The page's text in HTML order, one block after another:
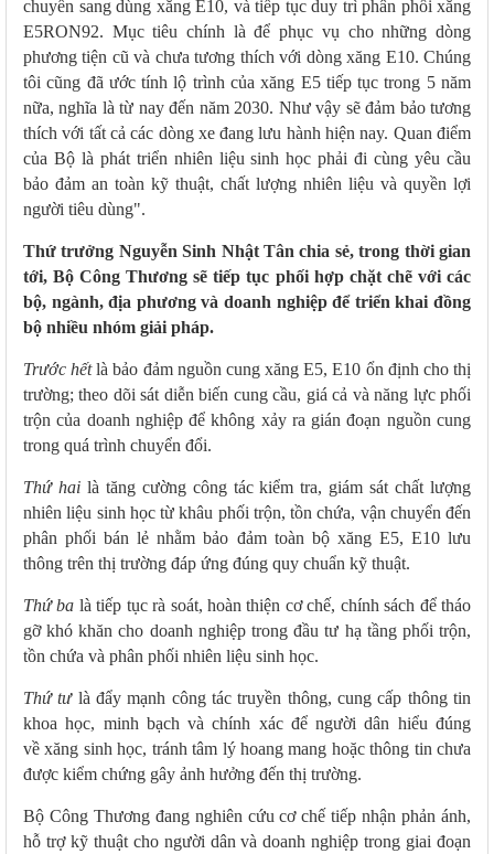
chuyển sang dùng xăng E10, và tiếp tục duy trì phân phối xăng
E5RON92. Mục tiêu chính là để phục vụ cho những dòng
phương tiện cũ và chưa tương thích với dòng xăng E10. Chúng
tôi cũng đã ước tính lộ trình của xăng E5 tiếp tục trong 5 năm
nữa, nghĩa là từ nay đến năm 2030. Như vậy sẽ đảm bảo tương
thích với tất cả các dòng xe đang lưu hành hiện nay. Quan điểm
của Bộ là phát triển nhiên liệu sinh học phải đi cùng yêu cầu
bảo đảm an toàn kỹ thuật, chất lượng nhiên liệu và quyền lợi
người tiêu dùng".
Thứ trưởng Nguyễn Sinh Nhật Tân chia sẻ, trong thời gian
tới, Bộ Công Thương sẽ tiếp tục phối hợp chặt chẽ với các
bộ, ngành, địa phương và doanh nghiệp để triển khai đồng
bộ nhiều nhóm giải pháp.
Trước hếtlà bảo đảm nguồn cung xăng E5, E10 ổn định cho thị
trường; theo dõi sát diễn biến cung cầu, giá cả và năng lực phối
trộn của doanh nghiệp để không xảy ra gián đoạn nguồn cung
trong quá trình chuyển đổi.
Thứ hailà tăng cường công tác kiểm tra, giám sát chất lượng
nhiên liệu sinh học từ khâu phối trộn, tồn chứa, vận chuyển đến
phân phối bán lẻ nhằm bảo đảm toàn bộ xăng E5, E10 lưu
thông trên thị trường đáp ứng đúng quy chuẩn kỹ thuật.
Thứ ba là tiếp tục rà soát, hoàn thiện cơ chế, chính sách để tháo
gỡ khó khăn cho doanh nghiệp trong đầu tư hạ tầng phối trộn,
tồn chứa và phân phối nhiên liệu sinh học.
Thứ tưlà đẩy mạnh công tác truyền thông, cung cấp thông tin
khoa học, minh bạch và chính xác để người dân hiểu đúng
về xăng sinh học, tránh tâm lý hoang mang hoặc thông tin chưa
được kiểm chứng gây ảnh hưởng đến thị trường.
Bộ Công Thương đang nghiên cứu cơ chế tiếp nhận phản ánh,
hỗ trợ kỹ thuật cho người dân và doanh nghiệp trong giai đoạn